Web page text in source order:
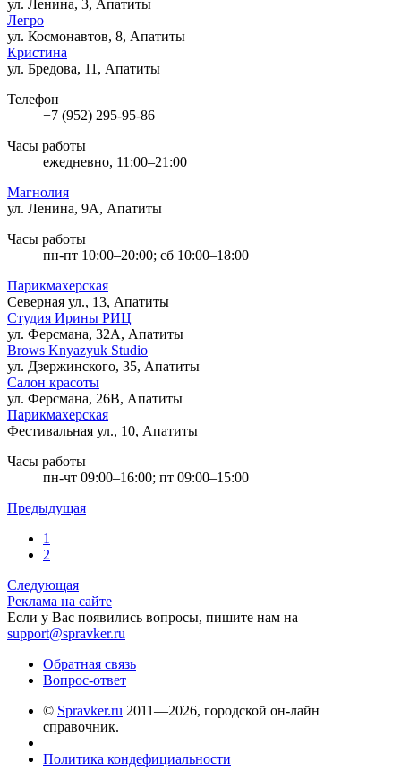
ул. Ленина, 3, Апатиты
Легро
ул. Космонавтов, 8, Апатиты
Кристина
ул. Бредова, 11, Апатиты
Телефон
+7 (952) 295-95-86
Часы работы
ежедневно, 11:00–21:00
Магнолия
ул. Ленина, 9А, Апатиты
Часы работы
пн-пт 10:00–20:00; сб 10:00–18:00
Парикмахерская
Северная ул., 13, Апатиты
Студия Ирины РИЦ
ул. Ферсмана, 32А, Апатиты
Brows Knyazyuk Studio
ул. Дзержинского, 35, Апатиты
Салон красоты
ул. Ферсмана, 26В, Апатиты
Парикмахерская
Фестивальная ул., 10, Апатиты
Часы работы
пн-чт 09:00–16:00; пт 09:00–15:00
Предыдущая
1
2
Следующая
Реклама на сайте
Если у Вас появились вопросы, пишите нам на
support@spravker.ru
Обратная связь
Вопрос-ответ
© Spravker.ru 2011—2026, городской он-лайн
справочник.
Политика кондефициальности